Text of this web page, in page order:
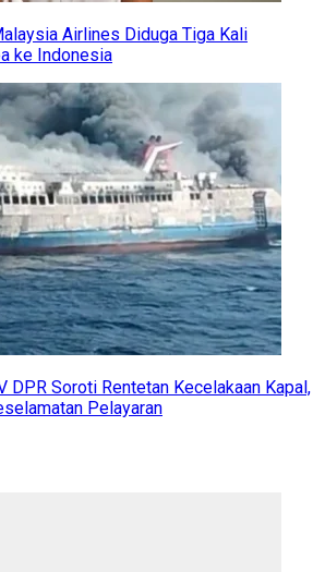
Airlines Diduga Tiga Kali
ke Indonesia
DPR Soroti Rentetan Kecelakaan Kapal,
Pelayaran